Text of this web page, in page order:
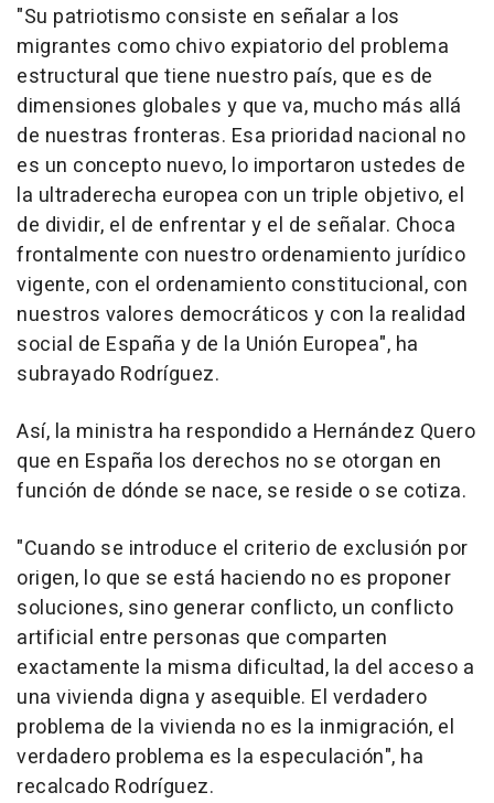
"Su patriotismo consiste en señalar a los
migrantes como chivo expiatorio del problema
estructural que tiene nuestro país, que es de
dimensiones globales y que va, mucho más allá
de nuestras fronteras. Esa prioridad nacional no
es un concepto nuevo, lo importaron ustedes de
la ultraderecha europea con un triple objetivo, el
de dividir, el de enfrentar y el de señalar. Choca
frontalmente con nuestro ordenamiento jurídico
vigente, con el ordenamiento constitucional, con
nuestros valores democráticos y con la realidad
social de España y de la Unión Europea", ha
subrayado Rodríguez.
Así, la ministra ha respondido a Hernández Quero
que en España los derechos no se otorgan en
función de dónde se nace, se reside o se cotiza.
"Cuando se introduce el criterio de exclusión por
origen, lo que se está haciendo no es proponer
soluciones, sino generar conflicto, un conflicto
artificial entre personas que comparten
exactamente la misma dificultad, la del acceso a
una vivienda digna y asequible. El verdadero
problema de la vivienda no es la inmigración, el
verdadero problema es la especulación", ha
recalcado Rodríguez.